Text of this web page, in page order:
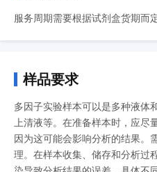
服务周期需要根据试剂盒货期而
样品要求
多因子实验样本可以是多种液体
上清液等。在准备样本时，应尽
因为这可能会影响分析的结果。
理。在样本收集、储存和分析过